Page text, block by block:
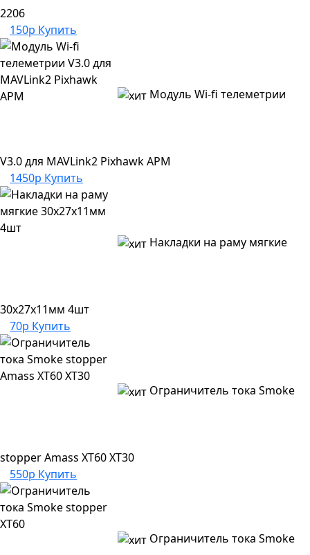
2206
150р Купить
Модуль Wi-fi телеметрии
V3.0 для MAVLink2 Pixhawk APM
1450р Купить
Накладки на раму мягкие
30х27х11мм 4шт
70р Купить
Ограничитель тока Smoke
stopper Amass XT60 XT30
550р Купить
Ограничитель тока Smoke